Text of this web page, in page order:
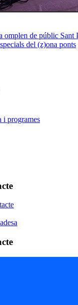
omplen de públic Sant
del (z)ona ponts
i programes